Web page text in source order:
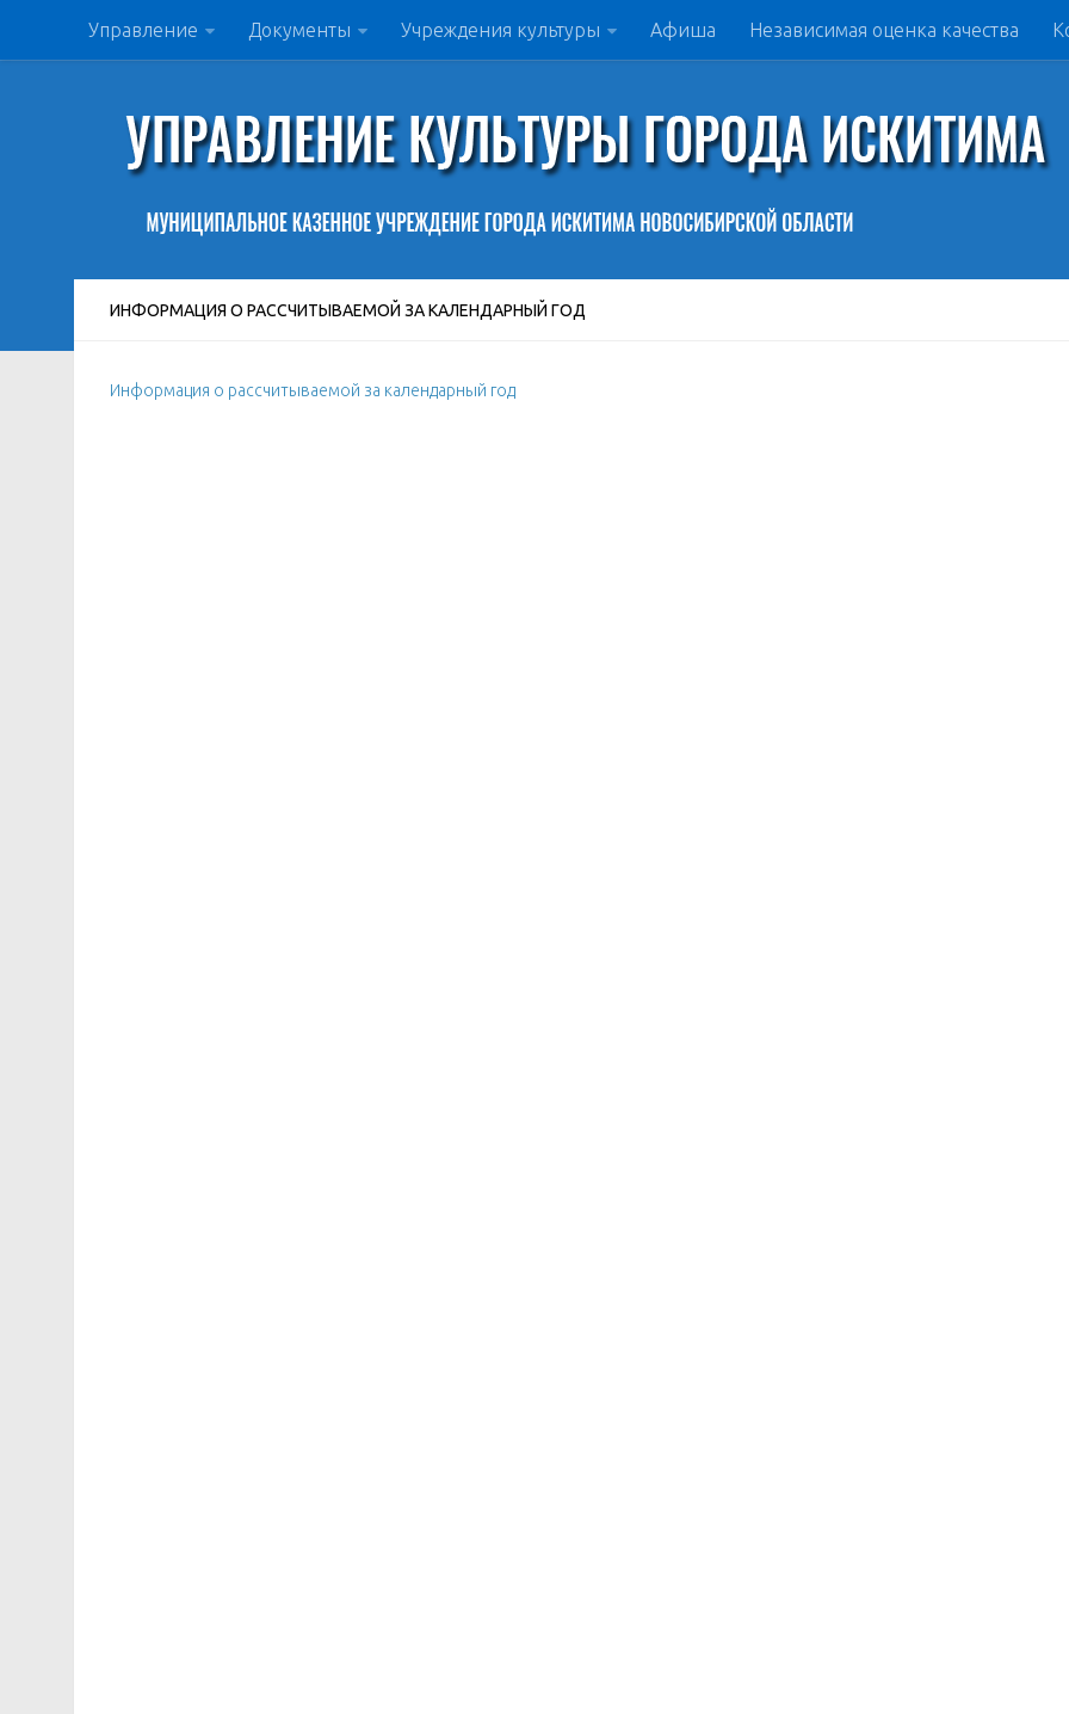
Управление Документы Учреждения культуры Афиша Независимая оценка качества
ИНФОРМАЦИЯ О РАССЧИТЫВАЕМОЙ ЗА КАЛЕНДАРНЫЙ ГОД
Информация о рассчитываемой за календарный год